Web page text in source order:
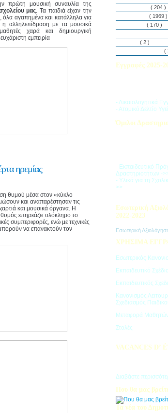
πρώτη μουσική συναυλία της
μας. Τα παιδιά είχαν την
αγαπημένα και κατάλληλα για
αλληλεπίδραση με τα μουσικά
χαρά και δημιουργική
εμπειρία
ηρεμίας
θυμού μέσα στον «κύκλο
και αναπαρέστησαν τις
και μουσικά όργανα. Η
επηρεάζει ολόκληρο το
συμπεριφορές, ενώ με τεχνικές
να επανακτούν τον
( 204 )
( 1969 )
( 170 )
( 2 )
(
Εγγραφές 2025-
- Δικαιολογητικά
- Ατομικό Δελτίο
Όμιλοι
- Εκπαιδευτικό
Δραστηριοτήτων -
- Υλικά για τη
>>
Εσωτερική
2022-2023
Εσωτερική
ΧΡΗΣΙΜΑ
Εσωτερικός
Εκπαιδευτικό
Εκπαιδευτικός
Κανονισμός
Σχεδιασμός
Μεταφορά
Στολές
VACANCES D’
Διαβάστε
Που θα μας
Τα νέα του